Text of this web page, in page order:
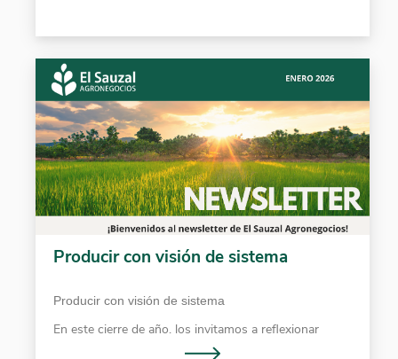
Producir con visión de sistema
Producir con visión de sistema
En este cierre de año, los invitamos a reflexionar
sobre una forma de producir más integrada y